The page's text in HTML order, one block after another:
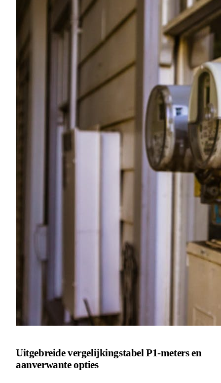
Uitgebreide vergelijkingstabel P1-meters en
aanverwante opties